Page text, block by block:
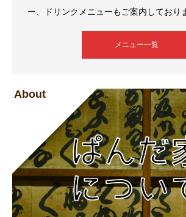
ー、ドリンクメニューもご案内しており
メニュー一覧
About